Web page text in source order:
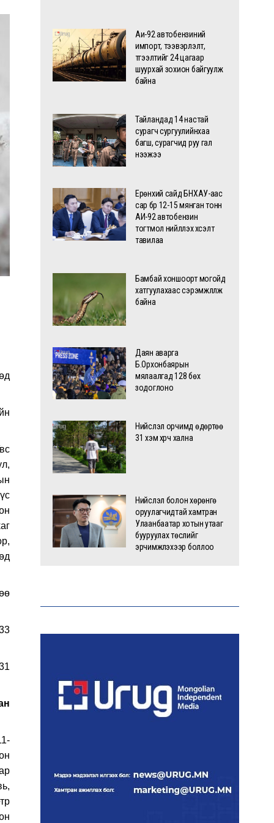
Аи-92 автобензиний
импорт, тээвэрлэлт,
түгээлтийг 24 цагаар
шуурхай зохион байгуулж
байна
Тайландад 14 настай
сурагч сургуулийнхаа
багш, сурагчид руу гал
нээжээ
Ерөнхий сайд БНХАУ-аас
сар бүр 12-15 мянган тонн
АИ-92 автобензин
тогтмол нийлүүлэх хүсэлт
тавилаа
Бамбай хоншоорт могойд
хатгуулахаас сэрэмжлүүлж
байна
Даян аварга
Б.Орхонбаярын
мялаалгад 128 бөх
зодоглоно
Нийслэл орчимд өдөртөө
31 хэм хүрч хална
Нийслэл болон хөрөнгө
оруулагчидтай хамтран
Улаанбаатар хотын утааг
бууруулах төслийг
эрчимжүүлэхээр боллоо
бүртгэл өмнөх оноос 1.3
хайрхны төрийн тахилгад
оролцлоо
хүргэлээ